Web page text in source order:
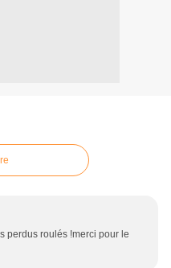
perdus roulés !merci pour le